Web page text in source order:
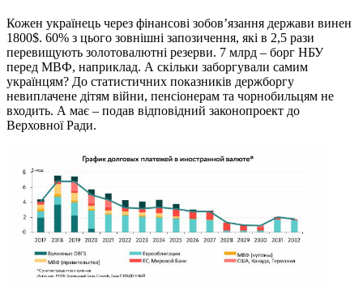
Кожен українець через фінансові зобов’язання держави винен
1800$. 60% з цього зовнішні запозичення, які в 2,5 рази
перевищують золотовалютні резерви. 7 млрд – борг НБУ
перед МВФ, наприклад. А скільки заборгували самим
українцям? До статистичних показників держборгу
невиплачене дітям війни, пенсіонерам та чорнобильцям не
входить. А має – подав відповідний законопроект до
Верховної Ради.